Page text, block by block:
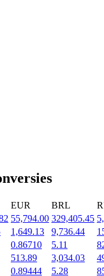
EUR BRL
55,794.00 329,405.45
1,649.13 9,736.44
0.86710 5.11
513.89 3,034.03
0.89444 5.28